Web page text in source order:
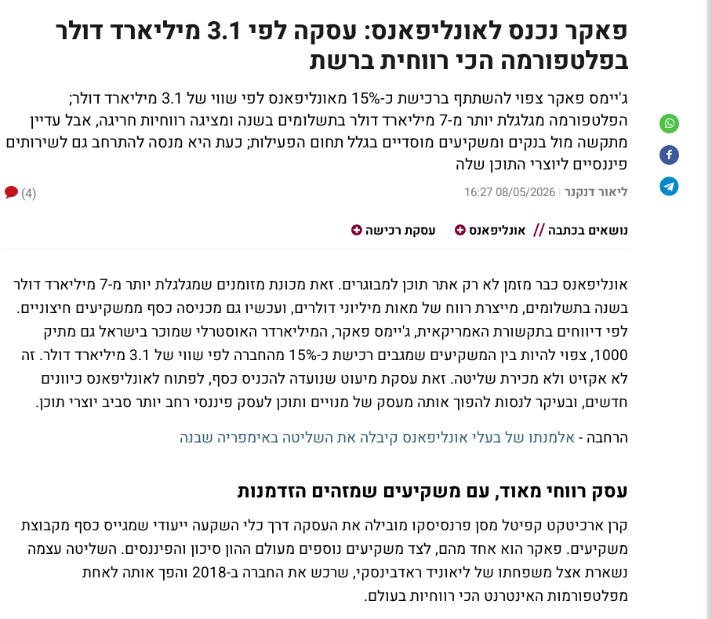
פאקר נכנס לאונליפאנס: עסקה לפי 3.1 מיליארד דולר
בפלטפורמה הכי רווחית ברשת
ג'יימס פאקר צפוי להשתתף ברכישת כ-15% מאונליפאנס לפי שווי של 3.1 מיליארד דולר;
הפלטפורמה מגלגלת יותר מ-7 מיליארד דולר בתשלומים בשנה ומציגה רווחיות חריגה, אבל עדיין
מתקשה מול בנקים ומשקיעים מוסדיים בגלל תחום הפעילות; כעת היא מנסה להתרחב גם לשירותים
פיננסיים ליוצרי התוכן שלה
ליאור דנקנר |
08/05/2026 16:27
(4)
נושאים בכתבה
אונליפאנס עסקת רכישה
אונליפאנס כבר מזמן לא רק אתר תוכן למבוגרים. זאת מכונת מזומנים שמגלגלת יותר מ-7 מיליארד דולר
בשנה בתשלומים, מייצרת רווח של מאות מיליוני דולרים, ועכשיו גם מכניסה כסף ממשקיעים חיצוניים.
לפי דיווחים בתקשורת האמריקאית, ג'יימס פאקר, המיליארדר האוסטרלי שמוכר בישראל גם מתיק
1000, צפוי להיות בין המשקיעים שמגבים רכישת כ-15% מהחברה לפי שווי של 3.1 מיליארד דולר. זה
לא אקזיט ולא מכירת שליטה. זאת עסקת מיעוט שנועדה להכניס כסף, לפתוח לאונליפאנס כיוונים
חדשים, ובעיקר לנסות להפוך אותה מעסק של מנויים ותוכן לעסק פיננסי רחב יותר סביב יוצרי תוכן.
הרחבה - אלמנתו של בעלי אונליפאנס קיבלה את השליטה באימפריה שבנה
עסק רווחי מאוד, עם משקיעים שמזהים הזדמנות
קרן ארכיטקט קפיטל מסן פרנסיסקו מובילה את העסקה דרך כלי השקעה ייעודי שמגייס כסף מקבוצת
משקיעים. פאקר הוא אחד מהם, לצד משקיעים נוספים מעולם ההון סיכון והפיננסים. השליטה עצמה
נשארת אצל משפחתו של ליאוניד ראדבינסקי, שרכש את החברה ב-2018 והפך אותה לאחת
מפלטפורמות האינטרנט הכי רווחיות בעולם.